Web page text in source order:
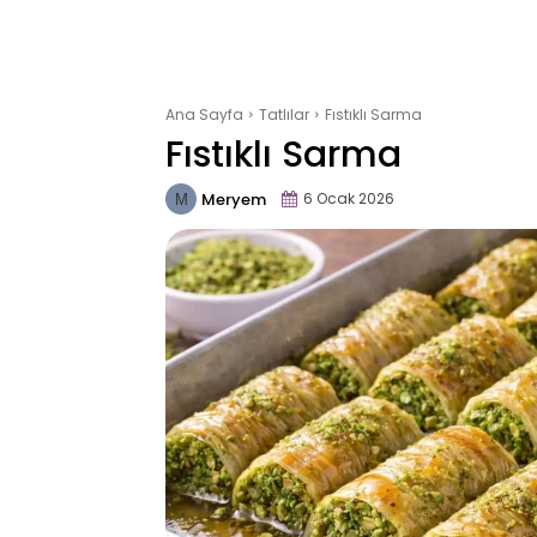
Ana Sayfa Tatlılar Fıstıklı Sarma
Fıstıklı Sarma
Meryem 6 Ocak 2026